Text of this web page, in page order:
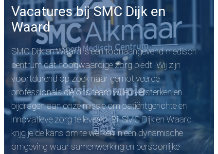
Vacatures bij SMC Dijk en
Waard
​SMC Dijk en Waard is een toonaangevend medisch
centrum dat hoogwaardige zorg biedt. Wij zijn
voortdurend op zoek naar gemotiveerde
professionals die ons team willen versterken en
bijdragen aan onze missie om patiëntgerichte en
innovatieve zorg te leveren. Bij SMC Dijk en Waard
krijg je de kans om te werken in een dynamische
omgeving waar samenwerking en persoonlijke